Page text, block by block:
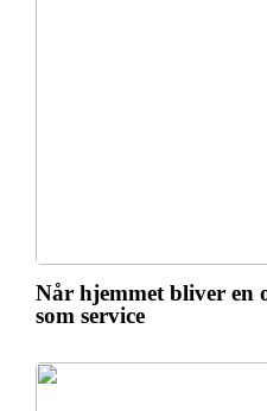
Når hjemmet bliver en
som service